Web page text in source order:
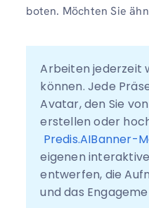
boten. Möchten Sie
Arbeiten jederzeit
können. Jede
Avatar, den Sie
erstellen oder
Predis.AIBanner-
eigenen
entwerfen, die
und das